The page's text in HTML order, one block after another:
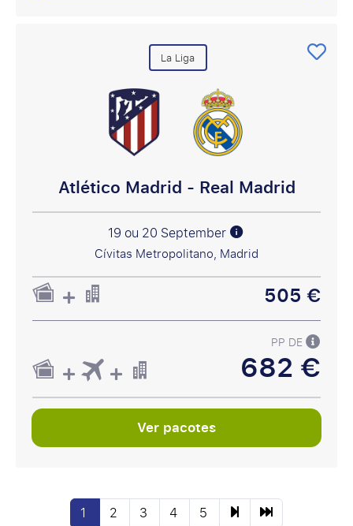
La Liga
Atlético Madrid - Real Madrid
19 ou 20 September
Cívitas Metropolitano, Madrid
505 €
PP DE
682 €
Ver pacotes
1 2 3 4 5